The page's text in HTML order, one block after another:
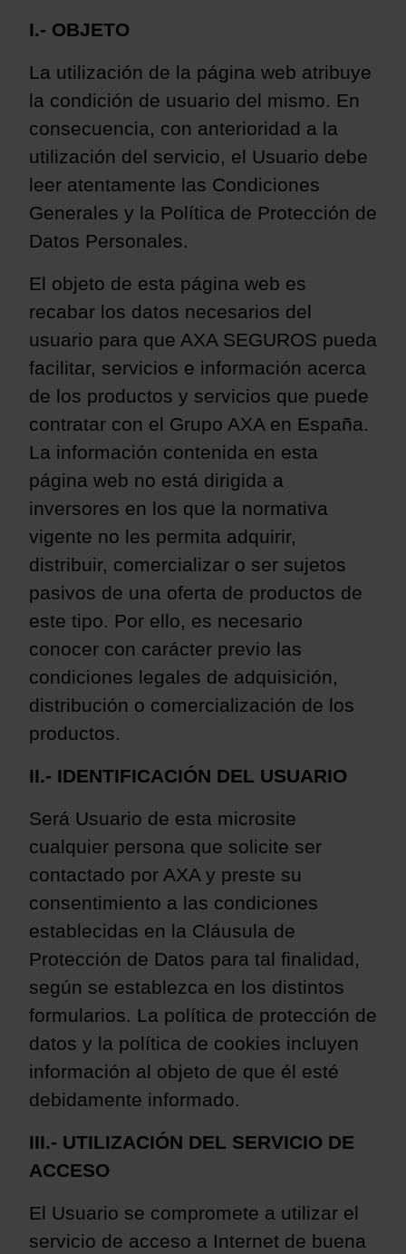
I.- OBJETO
La utilización de la página web atribuye
la condición de usuario del mismo. En
consecuencia, con anterioridad a la
utilización del servicio, el Usuario debe
leer atentamente las Condiciones
Generales y la Política de Protección de
Datos Personales.
El objeto de esta página web es
recabar los datos necesarios del
usuario para que AXA SEGUROS pueda
facilitar, servicios e información acerca
de los productos y servicios que puede
contratar con el Grupo AXA en España.
La información contenida en esta
página web no está dirigida a
inversores en los que la normativa
vigente no les permita adquirir,
distribuir, comercializar o ser sujetos
pasivos de una oferta de productos de
este tipo. Por ello, es necesario
conocer con carácter previo las
condiciones legales de adquisición,
distribución o comercialización de los
productos.
II.- IDENTIFICACIÓN DEL USUARIO
Será Usuario de esta microsite
cualquier persona que solicite ser
contactado por AXA y preste su
consentimiento a las condiciones
establecidas en la Cláusula de
Protección de Datos para tal finalidad,
según se establezca en los distintos
formularios. La política de protección de
datos y la política de cookies incluyen
información al objeto de que él esté
debidamente informado.
III.- UTILIZACIÓN DEL SERVICIO DE
ACCESO
El Usuario se compromete a utilizar el
servicio de acceso a Internet de buena